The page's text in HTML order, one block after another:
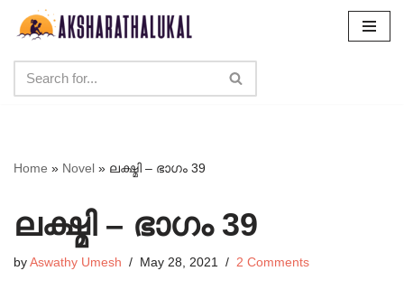
content
Home » Novel » ലക്ഷ്മി – ഭാഗം 39
ലക്ഷ്മി – ഭാഗം 39
by Aswathy Umesh May 28, 2021 2 Comments